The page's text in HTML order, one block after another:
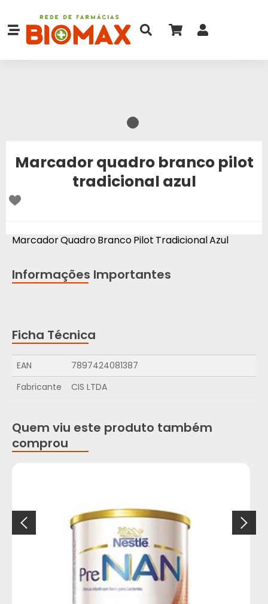
Marcador quadro branco pilot
tradicional azul
Marcador Quadro Branco Pilot Tradicional Azul
Informações Importantes
Ficha Técnica
EAN
7897424081387
Fabricante
CIS LTDA
Quem viu este produto também
comprou